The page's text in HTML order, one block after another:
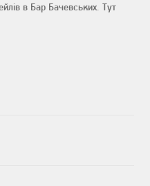
в Бар Бачевських. Тут